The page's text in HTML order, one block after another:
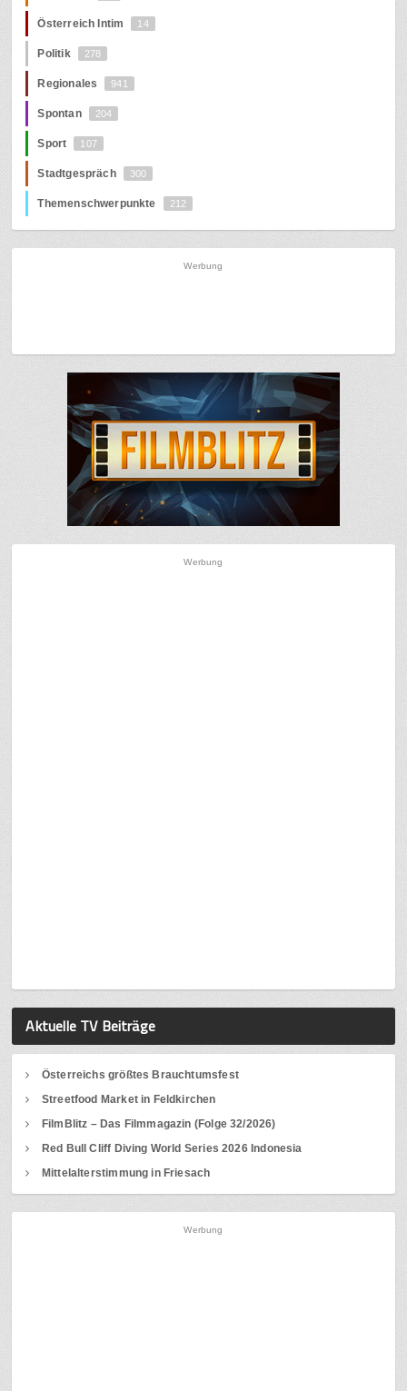
Österreich Intim 14
Politik 278
Regionales 941
Spontan 204
Sport 107
Stadtgespräch 300
Themenschwerpunkte 212
Werbung
Werbung
Aktuelle TV Beiträge
Österreichs größtes Brauchtumsfest
Streetfood Market in Feldkirchen
FilmBlitz – Das Filmmagazin (Folge 32/2026)
Red Bull Cliff Diving World Series 2026 Indonesia
Mittelalterstimmung in Friesach
Werbung